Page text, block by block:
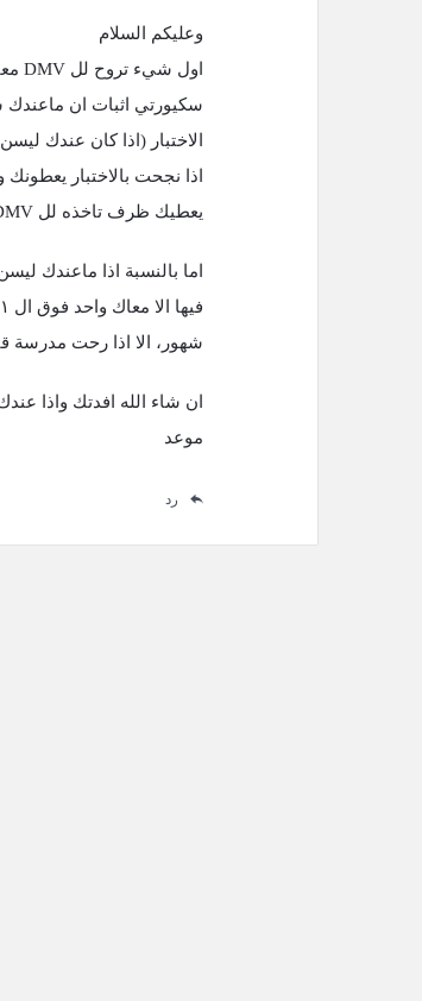
وعليكم السلام
سكيورتي اثبات ان ماعندك
الاختبار (اذا كان عندك
اذا نجحت بالاختبار
يعطيك ظرف تاخذه لل DMV ويعطونك ورقة الليسن على مايوصل بطاقة الليسن على عنوانك.
شهور، الا اذا رحت مدرسة قيادة واخذت ٦ او ٩
ان شاء الله افدتك واذا
موعد
رد